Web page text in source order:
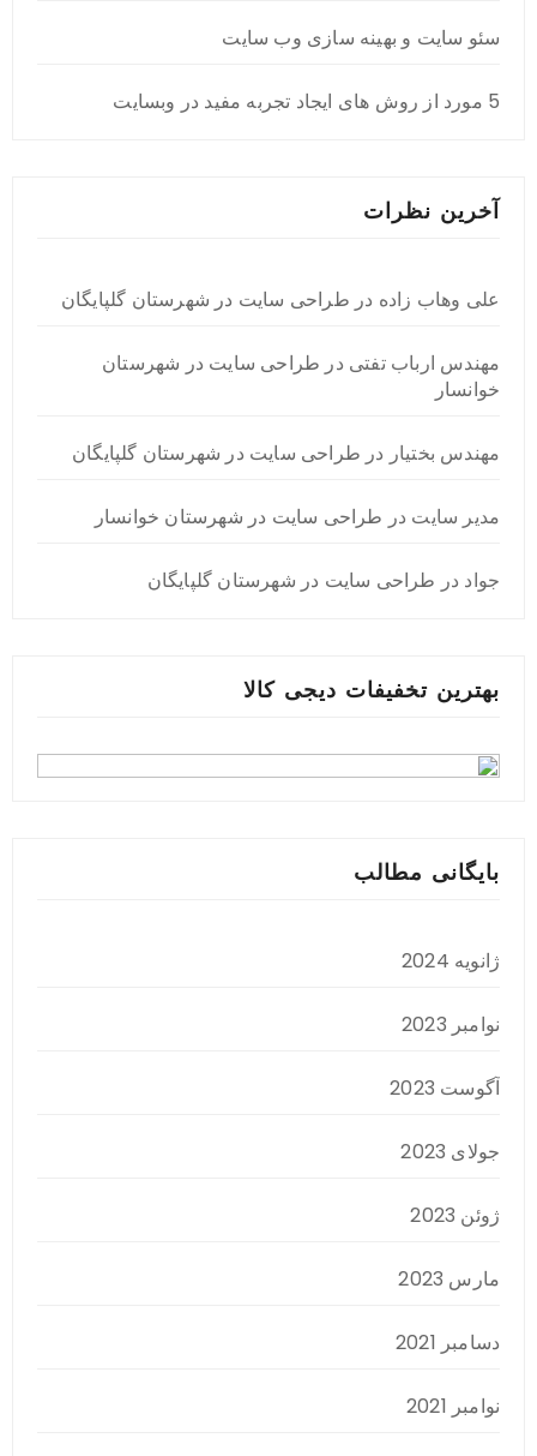
سئو سایت و بهینه سازی وب سایت
5 مورد از روش های ایجاد تجربه مفید در وبسایت
آخرین نظرات
علی وهاب زاده در طراحی سایت در شهرستان گلپایگان
مهندس ارباب تفتی در طراحی سایت در شهرستان
خوانسار
مهندس بختیار در طراحی سایت در شهرستان گلپایگان
مدیر سایت در طراحی سایت در شهرستان خوانسار
جواد در طراحی سایت در شهرستان گلپایگان
بهترین تخفیفات دیجی کالا
بایگانی مطالب
ژانویه 2024
نوامبر 2023
آگوست 2023
جولای 2023
ژوئن 2023
مارس 2023
دسامبر 2021
نوامبر 2021